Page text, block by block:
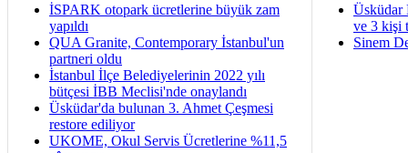
İSPARK otopark ücretlerine büyük zam
yapıldı
QUA Granite, Contemporary İstanbul'un
partneri oldu
İstanbul İlçe Belediyelerinin 2022 yılı
bütçesi İBB Meclisi'nde onaylandı
Üsküdar'da bulunan 3. Ahmet Çeşmesi
restore ediliyor
UKOME, Okul Servis Ücretlerine %11,5
Üsküdar
ve 3 kişi
Sinem